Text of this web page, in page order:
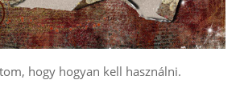
hogy hogyan kell használni.